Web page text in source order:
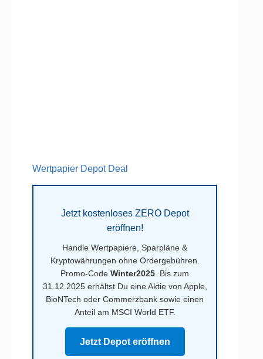
Wertpapier Depot Deal
Jetzt kostenloses ZERO Depot
eröffnen!
Handle Wertpapiere, Sparpläne &
Kryptowährungen ohne Ordergebühren.
Promo-CodeWinter2025 . Bis zum
31.12.2025 erhältst Du eine Aktie von Apple,
BioNTech oder Commerzbank sowie einen
Anteil am MSCI World ETF.
Jetzt Depot eröffnen